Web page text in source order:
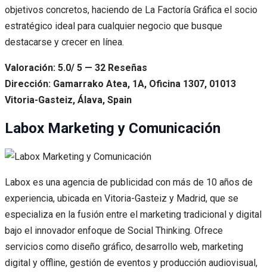
objetivos concretos, haciendo de La Factoría Gráfica el socio
estratégico ideal para cualquier negocio que busque
destacarse y crecer en línea.
Valoración: 5.0/ 5 — 32 Reseñas
Dirección: Gamarrako Atea, 1A, Oficina 1307, 01013
Vitoria-Gasteiz, Álava, Spain
Labox Marketing y Comunicación
Labox es una agencia de publicidad con más de 10 años de
experiencia, ubicada en Vitoria-Gasteiz y Madrid, que se
especializa en la fusión entre el marketing tradicional y digital
bajo el innovador enfoque de Social Thinking. Ofrece
servicios como diseño gráfico, desarrollo web, marketing
digital y offline, gestión de eventos y producción audiovisual,